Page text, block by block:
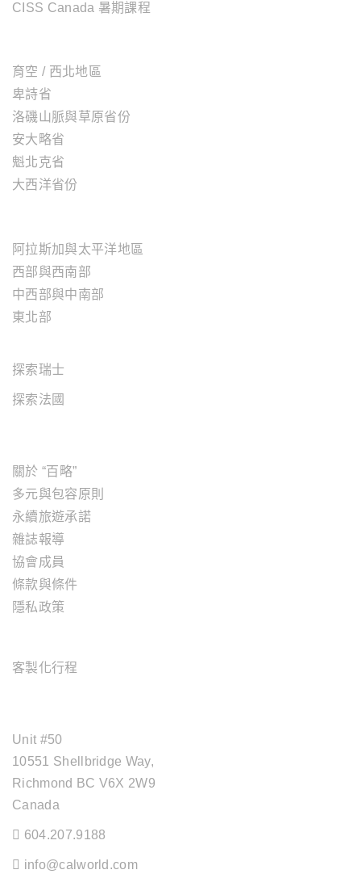
CISS Canada 暑期課程
育空 / 西北地區
卑詩省
洛磯山脈與草原省份
安大略省
魁北克省
大西洋省份
阿拉斯加與太平洋地區
西部與西南部
中西部與中南部
東北部
探索瑞士
探索法國
關於 “百略”
多元與包容原則
永續旅遊承諾
雜誌報導
協會成員
條款與條件
隱私政策
客製化行程
Unit #50
10551 Shellbridge Way,
Richmond BC V6X 2W9
Canada
604.207.9188
info@calworld.com